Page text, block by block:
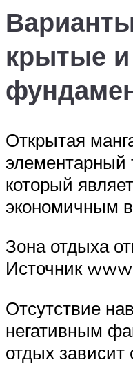
крытые и
Открытая
элементарный
который
экономичным
Зона отдыха
Источник
Отсутствие
негативным
отдых зависит